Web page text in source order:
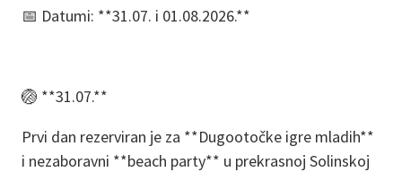
📅 Datumi: **31.07. i 01.08.2026.**
🏐 **31.07.**
Prvi dan rezerviran je za **Dugootočke igre mladih**
i nezaboravni **beach party** u prekrasnoj Solinskoj